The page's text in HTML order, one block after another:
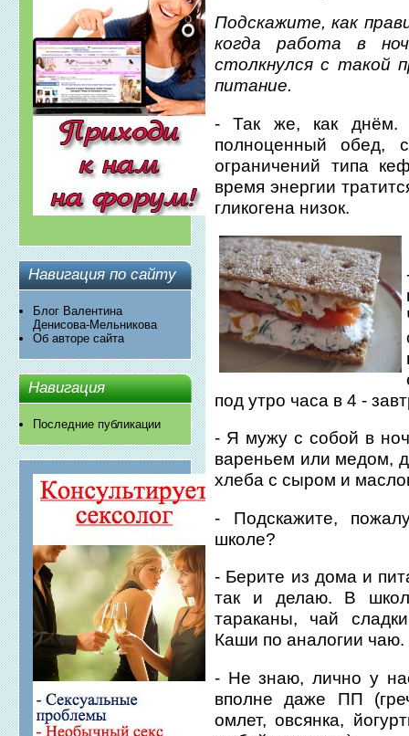
Навигация по сайту
Блог Валентина
Денисова-Мельникова
Об авторе сайта
Навигация
Последние публикации
Подскажите, как
когда работа в
столкнулся с такой
питание.
- Так же, как днём.
полноценный обед,
ограничений типа
время энергии
гликогена низок.
под утро часа в 4 -
- Я мужу с собой в
вареньем или медом,
хлеба с сыром и
- Подскажите,
школе?
- Берите из дома и
так и делаю. В
тараканы, чай
Каши по аналогии чаю.
- Не знаю, лично у
вполне даже ПП
омлет, овсянка,